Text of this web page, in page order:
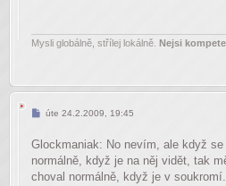
Mysli globálně, střílej lokálně. Nejsi
Příspěvek
úte 24.2.2009, 19:45
Glockmaniak: No nevím, ale když
normálně, když je na něj vidět, tak
choval normálně, když je v